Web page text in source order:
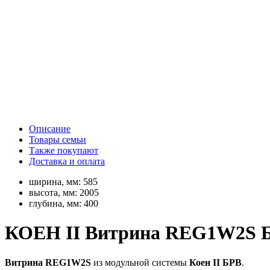
Описание
Товары семьи
Также покупают
Доставка и оплата
ширина, мм: 585
высота, мм: 2005
глубина, мм: 400
КОЕН II Витрина REG1W2S
Витрина REG1W2S из модульной системы Коен II БРВ.